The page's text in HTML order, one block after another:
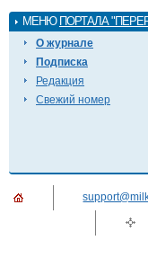
МЕНЮ ПОРТАЛА
О журнале
Подписка
Редакция
Свежий номер